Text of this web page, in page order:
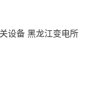
设备 黑龙江变电所